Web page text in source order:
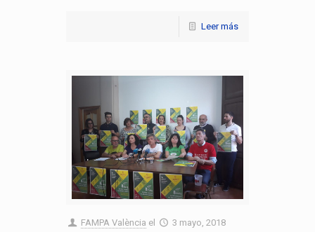
Leer más
FAMPA València el 3 mayo, 2018